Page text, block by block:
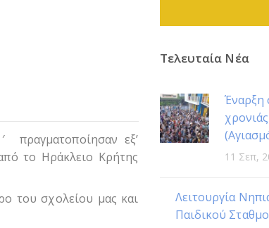
πραγματοποίησαν εξ’
το Ηράκλειο Κρήτης
του σχολείου μας και
Τελευταία Νέα
Έναρξη
11 Σεπ,
Λειτουργία
Παιδικού